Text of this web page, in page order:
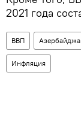
2021 года
ВВП
Инфляция